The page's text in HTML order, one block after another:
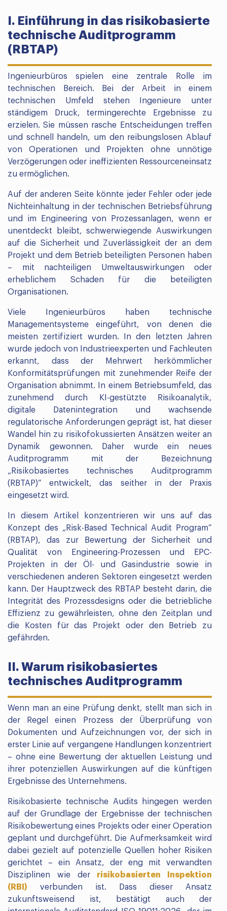
I. Einführung in das risikobasierte
technische Auditprogramm
(RBTAP)
Ingenieurbüros spielen eine zentrale Rolle im
technischen Bereich. Bei der Arbeit in einem
technischen Umfeld stehen Ingenieure unter
ständigem Druck, termingerechte Ergebnisse zu
erzielen. Sie müssen rasche Entscheidungen treffen
und schnell handeln, um den reibungslosen Ablauf
von Operationen und Projekten ohne unnötige
Verzögerungen oder ineffizienten Ressourceneinsatz
zu ermöglichen.
Auf der anderen Seite könnte jeder Fehler oder jede
Nichteinhaltung in der technischen Betriebsführung
und im Engineering von Prozessanlagen, wenn er
unentdeckt bleibt, schwerwiegende Auswirkungen
auf die Sicherheit und Zuverlässigkeit der an dem
Projekt und dem Betrieb beteiligten Personen haben
– mit nachteiligen Umweltauswirkungen oder
erheblichem Schaden für die beteiligten
Organisationen.
Viele Ingenieurbüros haben technische
Managementsysteme eingeführt, von denen die
meisten zertifiziert wurden. In den letzten Jahren
wurde jedoch von Industrieexperten und Fachleuten
erkannt, dass der Mehrwert herkömmlicher
Konformitätsprüfungen mit zunehmender Reife der
Organisation abnimmt. In einem Betriebsumfeld, das
zunehmend durch KI-gestützte Risikoanalytik,
digitale Datenintegration und wachsende
regulatorische Anforderungen geprägt ist, hat dieser
Wandel hin zu risikofokussierten Ansätzen weiter an
Dynamik gewonnen. Daher wurde ein neues
Auditprogramm mit der Bezeichnung
„Risikobasiertes technisches Auditprogramm
(RBTAP)” entwickelt, das seither in der Praxis
eingesetzt wird.
In diesem Artikel konzentrieren wir uns auf das
Konzept des „Risk-Based Technical Audit Program”
(RBTAP), das zur Bewertung der Sicherheit und
Qualität von Engineering-Prozessen und EPC-
Projekten in der Öl- und Gasindustrie sowie in
verschiedenen anderen Sektoren eingesetzt werden
kann. Der Hauptzweck des RBTAP besteht darin, die
Integrität des Prozessdesigns oder die betriebliche
Effizienz zu gewährleisten, ohne den Zeitplan und
die Kosten für das Projekt oder den Betrieb zu
gefährden.
II. Warum risikobasiertes
technisches Auditprogramm
Wenn man an eine Prüfung denkt, stellt man sich in
der Regel einen Prozess der Überprüfung von
Dokumenten und Aufzeichnungen vor, der sich in
erster Linie auf vergangene Handlungen konzentriert
– ohne eine Bewertung der aktuellen Leistung und
ihrer potenziellen Auswirkungen auf die künftigen
Ergebnisse des Unternehmens.
Risikobasierte technische Audits hingegen werden
auf der Grundlage der Ergebnisse der technischen
Risikobewertung eines Projekts oder einer Operation
geplant und durchgeführt. Die Aufmerksamkeit wird
dabei gezielt auf potenzielle Quellen hoher Risiken
gerichtet – ein Ansatz, der eng mit verwandten
Disziplinen wie der risikobasierten Inspektion
(RBI) verbunden ist. Dass dieser Ansatz
zukunftsweisend ist, bestätigt auch der